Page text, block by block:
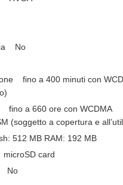
No
fino a 400 minuti con
a 660 ore con WCDMA
(soggetto a copertura e
512 MB RAM: 192 MB
card
No